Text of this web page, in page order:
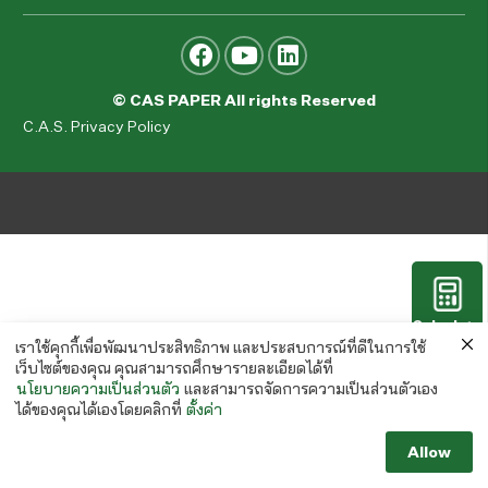
© CAS PAPER All rights Reserved
C.A.S. Privacy Policy
Calculate
Paper
เราใช้คุกกี้เพื่อพัฒนาประสิทธิภาพ และประสบการณ์ที่ดีในการใช้
เว็บไซต์ของคุณ คุณสามารถศึกษารายละเอียดได้ที่
นโยบายความเป็นส่วนตัว และสามารถจัดการความเป็นส่วนตัวเอง
ได้ของคุณได้เองโดยคลิกที่ ตั้งค่า
Allow